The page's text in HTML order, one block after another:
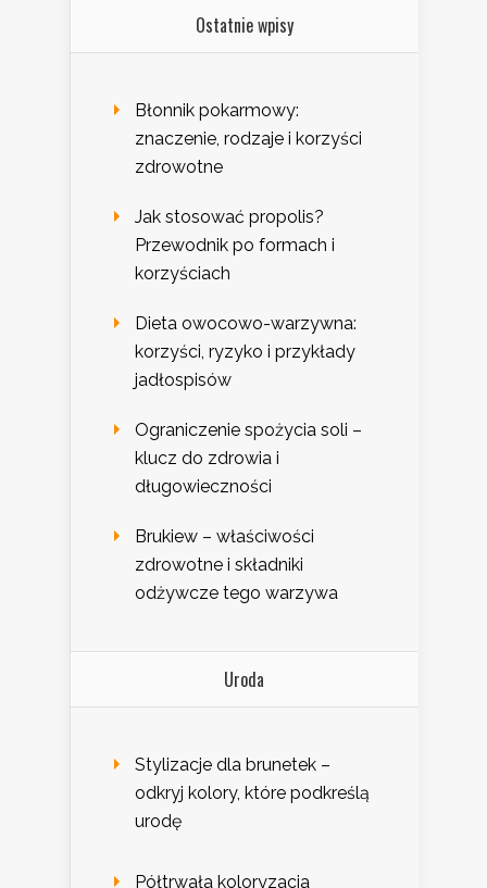
Ostatnie wpisy
Błonnik pokarmowy:
znaczenie, rodzaje i korzyści
zdrowotne
Jak stosować propolis?
Przewodnik po formach i
korzyściach
Dieta owocowo-warzywna:
korzyści, ryzyko i przykłady
jadłospisów
Ograniczenie spożycia soli –
klucz do zdrowia i
długowieczności
Brukiew – właściwości
zdrowotne i składniki
odżywcze tego warzywa
Uroda
Stylizacje dla brunetek –
odkryj kolory, które podkreślą
urodę
Półtrwała koloryzacja